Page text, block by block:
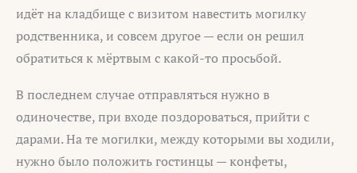
идёт на кладбище с визитом навестить могилку
родственника, и совсем другое — если он решил
обратиться к мёртвым с какой-то просьбой.
В последнем случае отправляться нужно в
одиночестве, при входе поздороваться, прийти с
дарами. На те могилки, между которыми вы ходили,
нужно было положить гостинцы — конфеты,